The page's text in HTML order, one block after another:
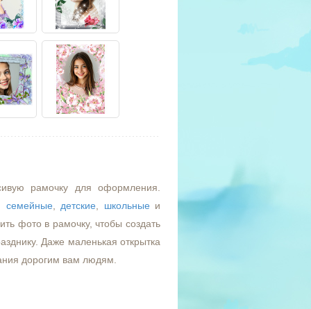
рамочку для оформления.
семейные детские школьные и
фото в рамочку, чтобы создать
Даже маленькая открытка
дорогим вам людям.